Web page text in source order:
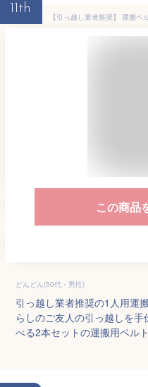
11th
この商品
どんどん(50代・男性)
引っ越し業者推奨の1人用運
らしのご友人の引っ越しを
べる2本セットの運搬用ベル